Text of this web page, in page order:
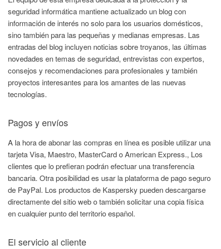
seguridad informática mantiene actualizado un blog con
información de interés no solo para los usuarios domésticos,
sino también para las pequeñas y medianas empresas. Las
entradas del blog incluyen noticias sobre troyanos, las últimas
novedades en temas de seguridad, entrevistas con expertos,
consejos y recomendaciones para profesionales y también
proyectos interesantes para los amantes de las nuevas
tecnologías.
Pagos y envíos
A la hora de abonar las compras en línea es posible utilizar una
tarjeta Visa, Maestro, MasterCard o American Express., Los
clientes que lo prefieran podrán efectuar una transferencia
bancaria. Otra posibilidad es usar la plataforma de pago seguro
de PayPal. Los productos de Kaspersky pueden descargarse
directamente del sitio web o también solicitar una copia física
en cualquier punto del territorio español.
El servicio al cliente